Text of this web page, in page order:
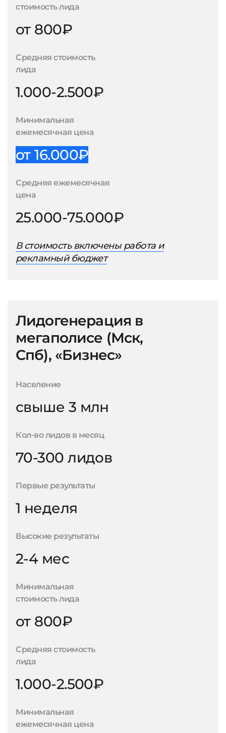
стоимость лида
от 800₽
Средняя стоимость
лида
1.000-2.500₽
Минимальная
ежемесячная цена
от 16.000₽
Средняя ежемесячная
цена
25.000-75.000₽
В стоимость включены работа и
рекламный бюджет
Лидогенерация в
мегаполисе (Мск,
Спб), «Бизнес»
Население
свыше 3 млн
Кол-во лидов в месяц
70-300 лидов
Первые результаты
1 неделя
Высокие результаты
2-4 мес
Минимальная
стоимость лида
от 800₽
Средняя стоимость
лида
1.000-2.500₽
Минимальная
ежемесячная цена